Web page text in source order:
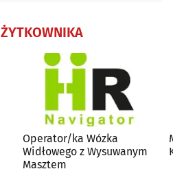
Operator/ka Wózka
Widłowego z Wysuwanym
Masztem